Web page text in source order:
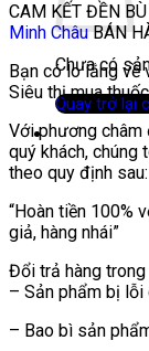
Chưa có
Quay trở lại
CAM KẾT ĐỀN
Minh ChâuBÁN
Bạn có lo lắng về
Siêu thị mua
Với phương
quý khách, chúng
theo quy định sau:
“Hoàn tiền 100%
giả, hàng nhái”
Đổi trả hàng
– Sản phẩm bị lỗi
– Bao bì sản